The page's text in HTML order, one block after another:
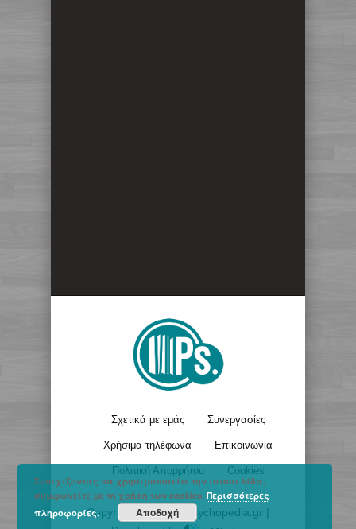
Σχετικά με εμάς Συνεργασίες
Χρήσιμα τηλέφωνα Επικοινωνία
Πολιτική Απορρήτου Cookies
Copyright © 2017 - Psychopedia.gr |
Συνεχίζοντας να χρησιμοποιείτε την ιστοσελίδα,
συμφωνείτε με τη χρήση των cookies.Περισσότερες
πληροφορίες.
Αποδοχή